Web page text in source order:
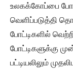
உலகக்கோப்பை
வெளிப்படுத்தி
போட்டிகளில்
போட்டிகளுக்கு
பட்டியலிலும்